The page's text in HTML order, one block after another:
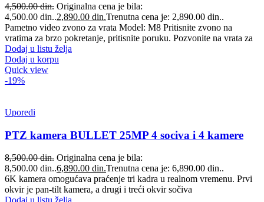
4,500.00din. Originalna cena je bila:
4,500.00 din..2,890.00 din.Trenutna cena je: 2,890.00 din..
Pametno video zvono za vrata Model: M8 Pritisnite zvono na
vratima za brzo pokretanje, pritisnite poruku. Pozvonite na vrata za
Dodaj u listu želja
Dodaj u korpu
Quick view
-19%
Uporedi
PTZ kamera BULLET 25MP 4 sociva i 4 kamere
8,500.00din. Originalna cena je bila:
8,500.00 din..6,890.00 din.Trenutna cena je: 6,890.00 din..
6K kamera omogućava praćenje tri kadra u realnom vremenu. Prvi
okvir je pan-tilt kamera, a drugi i treći okvir sočiva